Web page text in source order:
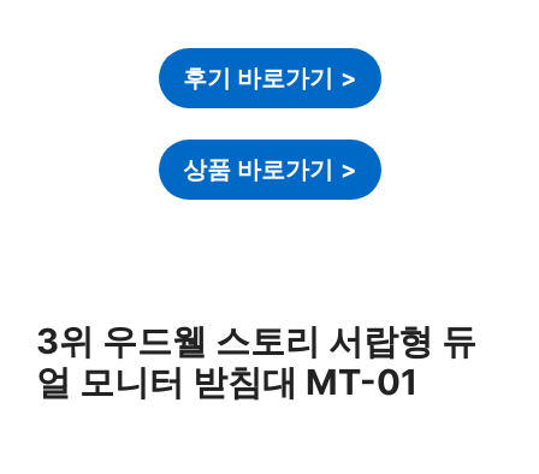
후기 바로가기 >
상품 바로가기 >
3위 우드웰 스토리 서랍형 듀
얼 모니터 받침대 MT-01